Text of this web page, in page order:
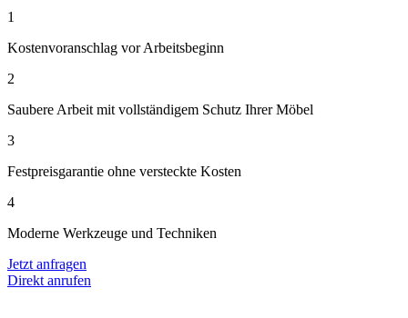
1
Kostenvoranschlag vor Arbeitsbeginn
2
Saubere Arbeit mit vollständigem Schutz Ihrer Möbel
3
Festpreisgarantie ohne versteckte Kosten
4
Moderne Werkzeuge und Techniken
Jetzt anfragen
Direkt anrufen